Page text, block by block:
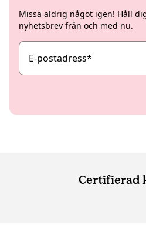
Missa aldrig något igen! Håll
nyhetsbrev från och med nu.
E-postadress*
Certifierad